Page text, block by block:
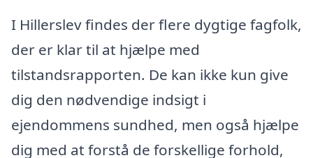
I Hillerslev findes der flere dygtige fagfolk,
der er klar til at hjælpe med
tilstandsrapporten. De kan ikke kun give
dig den nødvendige indsigt i
ejendommens sundhed, men også hjælpe
dig med at forstå de forskellige forhold,